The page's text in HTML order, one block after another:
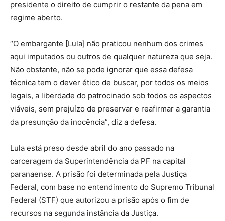
presidente o direito de cumprir o restante da pena em
regime aberto.
“O embargante [Lula] não praticou nenhum dos crimes
aqui imputados ou outros de qualquer natureza que seja.
Não obstante, não se pode ignorar que essa defesa
técnica tem o dever ético de buscar, por todos os meios
legais, a liberdade do patrocinado sob todos os aspectos
viáveis, sem prejuízo de preservar e reafirmar a garantia
da presunção da inocência”, diz a defesa.
Lula está preso desde abril do ano passado na
carceragem da Superintendência da PF na capital
paranaense. A prisão foi determinada pela Justiça
Federal, com base no entendimento do Supremo Tribunal
Federal (STF) que autorizou a prisão após o fim de
recursos na segunda instância da Justiça.